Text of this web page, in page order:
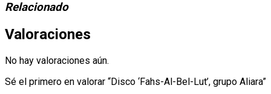
Relacionado
Valoraciones
No hay valoraciones aún.
Sé el primero en valorar “Disco ‘Fahs-Al-Bel-Lut’, grupo Aliara”